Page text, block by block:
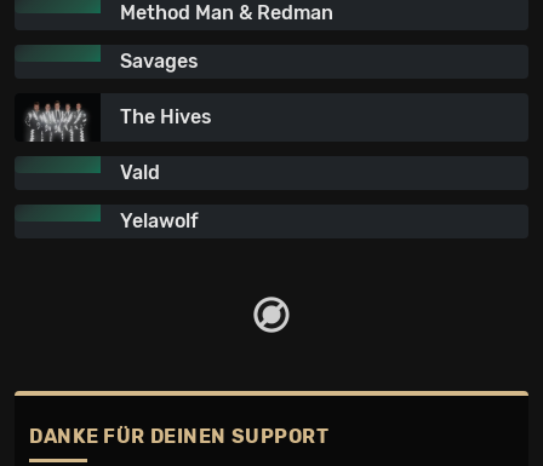
Method Man & Redman
Savages
The Hives
Vald
Yelawolf
DANKE FÜR DEINEN SUPPORT